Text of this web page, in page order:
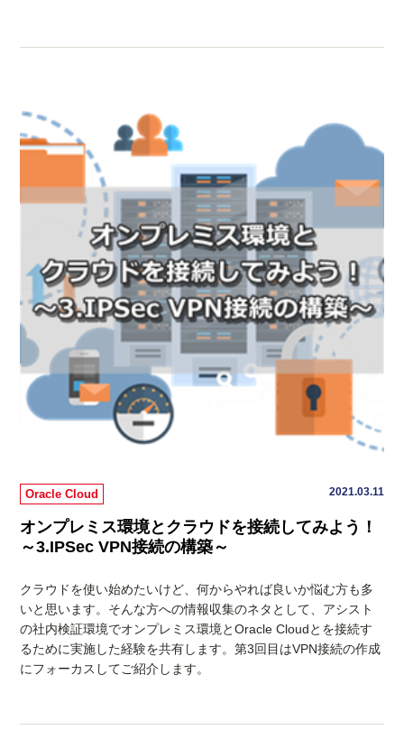
Oracle Cloud 2021.03.11
オンプレミス環境とクラウドを接続してみよう！
～3.IPSec VPN接続の構築～
クラウドを使い始めたいけど、何からやれば良いか悩む方も多
いと思います。そんな方への情報収集のネタとして、アシスト
の社内検証環境でオンプレミス環境とOracle Cloudとを接続す
るために実施した経験を共有します。第3回目はVPN接続の作成
にフォーカスしてご紹介します。